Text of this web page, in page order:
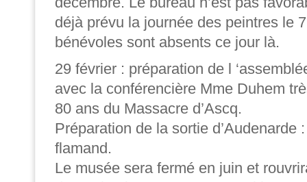
déjà prévu la journée des peintres le
bénévoles sont absents ce jour là.
29 février : préparation de l
avec la conférencière Mme Duhem
80 ans du Massacre d’Ascq.
Préparation de la sortie d’Audenarde
flamand.
Le musée sera fermé en juin et